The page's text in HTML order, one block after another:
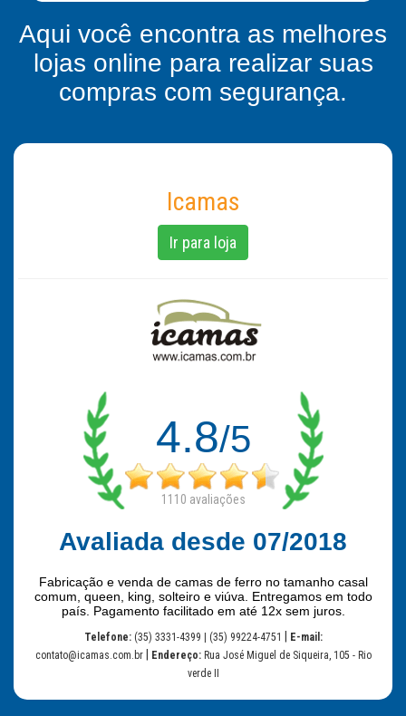
Aqui você encontra as melhores
lojas online para realizar suas
compras com segurança.
Icamas
Ir para loja
4.8/5
1110 avaliações
Avaliada desde 07/2018
Fabricação e venda de camas de ferro no tamanho casal
comum, queen, king, solteiro e viúva. Entregamos em todo
país. Pagamento facilitado em até 12x sem juros.
Telefone: (35) 3331-4399 | (35) 99224-4751
E-mail:
contato@icamas.com.br
Endereço: Rua José Miguel de Siqueira, 105 - Rio
verde II